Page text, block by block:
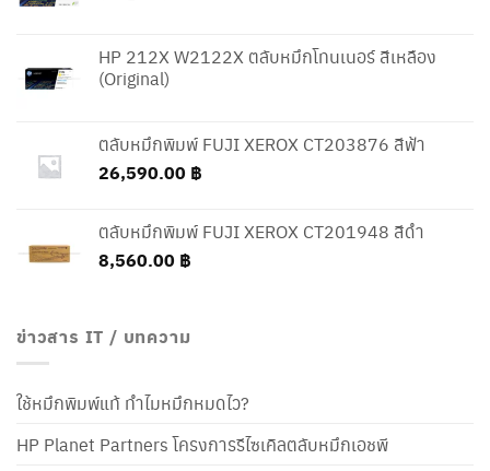
HP 212X W2122X ตลับหมึกโทนเนอร์ สีเหลือง
(Original)
ตลับหมึกพิมพ์ FUJI XEROX CT203876 สีฟ้า
26,590.00 ฿
ตลับหมึกพิมพ์ FUJI XEROX CT201948 สีดำ
8,560.00 ฿
ข่าวสาร IT / บทความ
ใช้หมึกพิมพ์แท้ ทำไมหมึกหมดไว?
HP Planet Partners โครงการรีไซเคิลตลับหมึกเอชพี